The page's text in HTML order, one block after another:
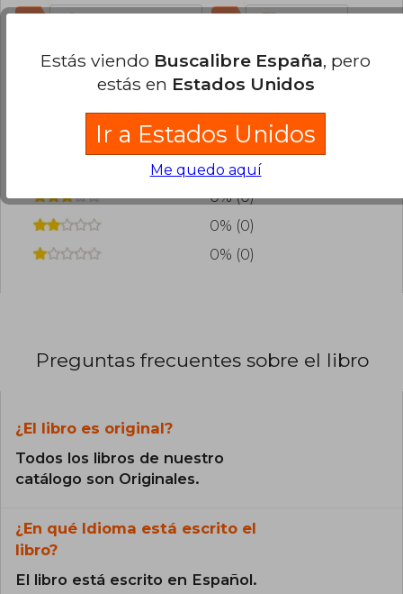
¿Leíste este libro? Inicia sesión para poder
agregar tu propia evaluación.
100% (5)
0% (0)
0% (0)
0% (0)
0% (0)
Preguntas frecuentes sobre el libro
¿El libro es original?
Todos los libros de nuestro
catálogo son Originales.
¿En qué Idioma está escrito el
libro?
El libro está escrito en Español.
Estás viendo Buscalibre España, pero
estás en Estados Unidos
Ir a Estados Unidos
Me quedo aquí